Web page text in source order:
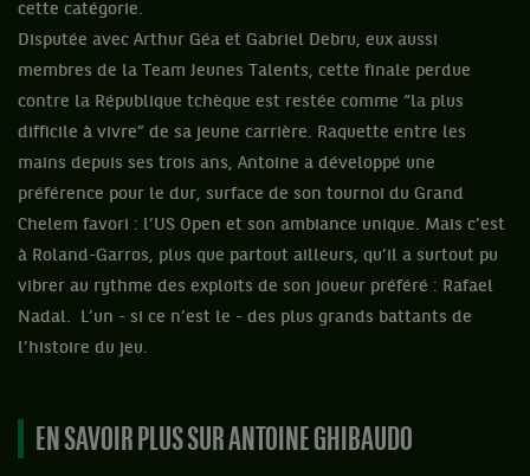
cette catégorie.
Disputée avec Arthur Géa et Gabriel Debru, eux aussi
membres de la Team Jeunes Talents, cette finale perdue
contre la République tchèque est restée comme “la plus
difficile à vivre” de sa jeune carrière. Raquette entre les
mains depuis ses trois ans, Antoine a développé une
préférence pour le dur, surface de son tournoi du Grand
Chelem favori : l’US Open et son ambiance unique. Mais c’est
à Roland-Garros, plus que partout ailleurs, qu’il a surtout pu
vibrer au rythme des exploits de son joueur préféré : Rafael
Nadal. L’un - si ce n’est le - des plus grands battants de
l’histoire du jeu.
EN SAVOIR PLUS SUR ANTOINE GHIBAUDO